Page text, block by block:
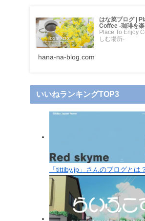
はな菜ブログ |
Coffee -珈琲を
Place To Enjoy
しむ場所-
hana-na-blog.com
いいねランキングTOP3
「tittiby.jp」さんのブログとは